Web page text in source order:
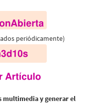
periódicamente)
multimedia y generar el